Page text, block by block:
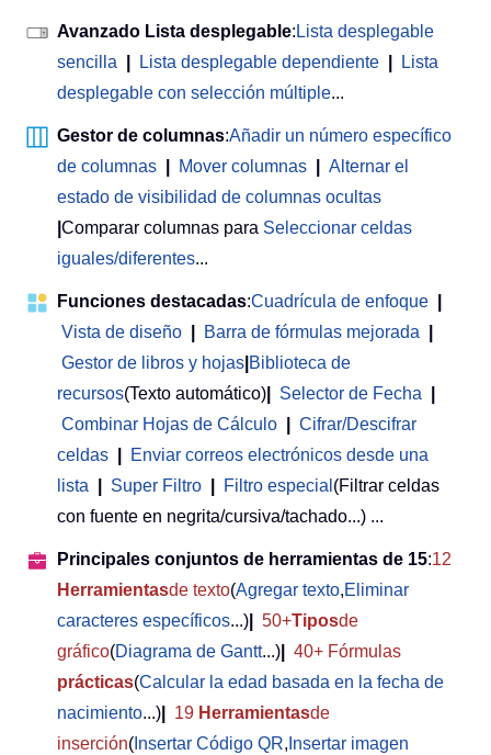
Avanzado Lista desplegable: Lista desplegable
sencilla
Lista desplegable dependiente
Lista
desplegable con selección múltiple...
Gestor de columnas:Añadir un número específico
de columnas
Mover columnas
Alternar el
estado de visibilidad de columnas ocultas
Comparar columnas para Seleccionar celdas
iguales/diferentes...
Funciones destacadas:Cuadrícula de enfoque
Vista de diseño
Barra de fórmulas mejorada
Gestor de libros y hojas Biblioteca de
recursos(Texto automático) Selector de Fecha
Combinar Hojas de Cálculo
Cifrar/Descifrar
celdas
Enviar correos electrónicos desde una
lista
Super Filtro Filtro especial (Filtrar celdas
con fuente en negrita/cursiva/tachado...) ...
Principales conjuntos de herramientas de 15:12
Herramientasde texto(Agregar texto,Eliminar
caracteres específicos...) 50+Tiposde
gráfico(Diagrama de Gantt...)
40+ Fórmulas
prácticas(Calcular la edad basada en la fecha de
nacimiento...) 19 Herramientasde
inserción( Insertar Código QR, Insertar imagen